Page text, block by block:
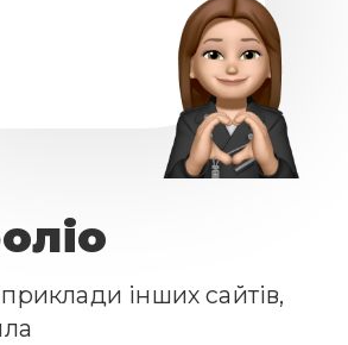
інших сайтів,